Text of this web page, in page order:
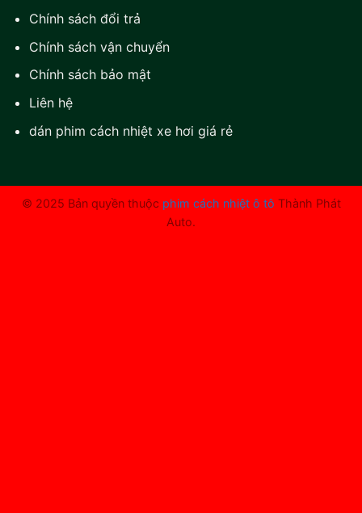
Chính sách đổi trả
Chính sách vận chuyển
Chính sách bảo mật
Liên hệ
dán phim cách nhiệt xe hơi giá rẻ
© 2025 Bản quyền thuộc phim cách nhiệt ô tô Thành Phát
Auto.